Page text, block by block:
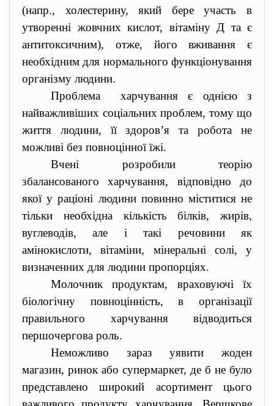
(напр., холестерину, який бере участь в
утворенні жовчних кислот, вітаміну Д та є
антитоксичним), отже, його вживання є
необхідним для нормального функціонування
організму людини.
Проблема харчування є однією з
найважливіших соціальних проблем, тому що
життя людини, її здоров’я та робота не
можливі без повноцінної їжі.
Вчені розробили теорію
збалансованого харчування, відповідно до
якої у раціоні людини повинно міститися не
тільки необхідна кількість білків, жирів,
вуглеводів, але і такі речовини як
амінокислоти, вітаміни, мінеральні солі, у
визначенних для людини пропорціях.
Молочник продуктам, враховуючі їх
біологічну повноцінність, в організації
правильного харчування відводиться
першочергова роль.
Неможливо зараз уявити жоден
магазин, ринок або супермаркет, де б не було
представлено широкий асортимент цього